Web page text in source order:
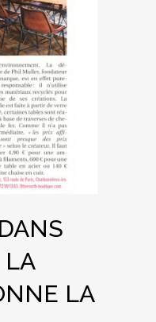
LA
LA